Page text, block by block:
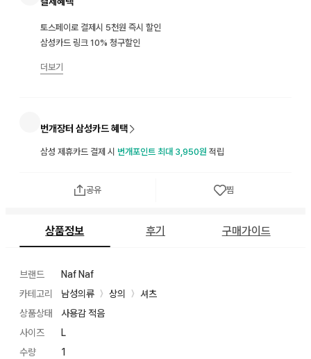
토스페이로 결제시 5천원 즉시 할인
삼성카드 링크 10% 청구할인
더보기
번개장터 삼성카드 혜택
삼성 제휴카드 결제 시 번개포인트 최대 3,950원 적립
공유 찜
상품정보 후기 구매가이드
브랜드
Naf Naf
카테고리
남성의류 〉 상의 〉
셔츠
상품상태
사용감 적음
사이즈
L
수량
1